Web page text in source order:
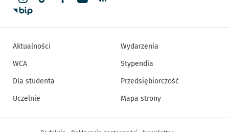
Aktualności
WCA
Dla studenta
Uczelnie
Wydarzenia
Stypendia
Przedsiębiorczość
Mapa strony
Inne informacje